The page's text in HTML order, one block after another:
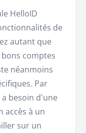
HelloID
de
autant que
comptes
néanmoins
Par
besoin d'une
accès à un
sur un